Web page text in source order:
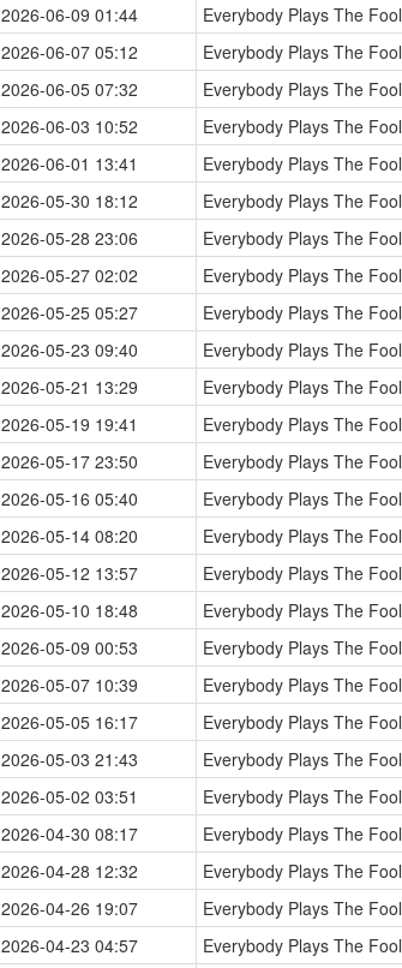
2026-06-09 01:44
Everybody Plays The Fool
2026-06-07 05:12
Everybody Plays The Fool
2026-06-05 07:32
Everybody Plays The Fool
2026-06-03 10:52
Everybody Plays The Fool
2026-06-01 13:41
Everybody Plays The Fool
2026-05-30 18:12
Everybody Plays The Fool
2026-05-28 23:06
Everybody Plays The Fool
2026-05-27 02:02
Everybody Plays The Fool
2026-05-25 05:27
Everybody Plays The Fool
2026-05-23 09:40
Everybody Plays The Fool
2026-05-21 13:29
Everybody Plays The Fool
2026-05-19 19:41
Everybody Plays The Fool
2026-05-17 23:50
Everybody Plays The Fool
2026-05-16 05:40
Everybody Plays The Fool
2026-05-14 08:20
Everybody Plays The Fool
2026-05-12 13:57
Everybody Plays The Fool
2026-05-10 18:48
Everybody Plays The Fool
2026-05-09 00:53
Everybody Plays The Fool
2026-05-07 10:39
Everybody Plays The Fool
2026-05-05 16:17
Everybody Plays The Fool
2026-05-03 21:43
Everybody Plays The Fool
2026-05-02 03:51
Everybody Plays The Fool
2026-04-30 08:17
Everybody Plays The Fool
2026-04-28 12:32
Everybody Plays The Fool
2026-04-26 19:07
Everybody Plays The Fool
2026-04-23 04:57
Everybody Plays The Fool